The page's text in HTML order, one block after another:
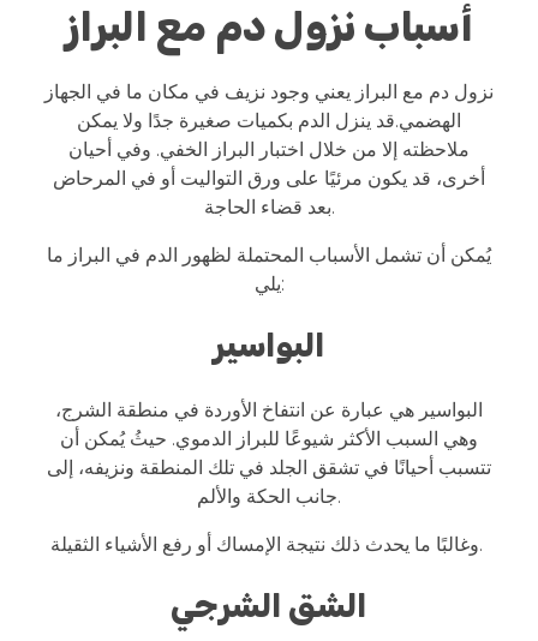
أسباب نزول دم مع البراز
نزول دم مع البراز يعني وجود نزيف في مكان ما في الجهاز
الهضمي.قد ينزل الدم بكميات صغيرة جدًا ولا يمكن
ملاحظته إلا من خلال اختبار البراز الخفي. وفي أحيان
أخرى، قد يكون مرئيًا على ورق التواليت أو في المرحاض
بعد قضاء الحاجة.
يُمكن أن تشمل الأسباب المحتملة لظهور الدم في البراز ما
يلي:
البواسير
البواسير هي عبارة عن انتفاخ الأوردة في منطقة الشرج،
وهي السبب الأكثر شيوعًا للبراز الدموي. حيثُ يُمكن أن
تتسبب أحيانًا في تشقق الجلد في تلك المنطقة ونزيفه، إلى
جانب الحكة والألم.
وغالبًا ما يحدث ذلك نتيجة الإمساك أو رفع الأشياء الثقيلة.
الشق الشرجي